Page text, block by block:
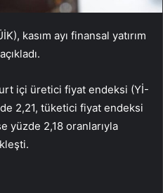
kasım ayı finansal yatırım
içi üretici fiyat endeksi (Yİ-
2,21, tüketici fiyat endeksi
yüzde 2,18 oranlarıyla